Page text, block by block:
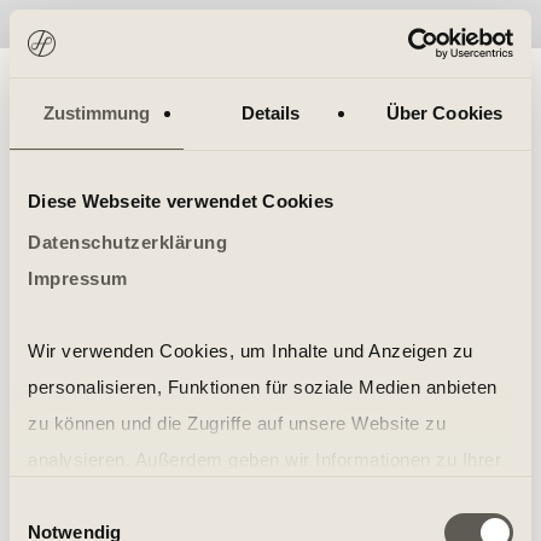
Zustimmung Details Über Cookies
Diese Webseite verwendet Cookies
Datenschutzerklärung
Impressum
Wir verwenden Cookies, um Inhalte und Anzeigen zu
personalisieren, Funktionen für soziale Medien anbieten
zu können und die Zugriffe auf unsere Website zu
soziale Medien, Werbung und Analysen weiter. Unsere
Notwendig